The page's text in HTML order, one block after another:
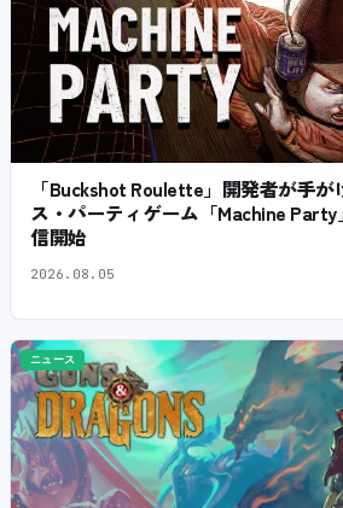
「Buckshot Roulette」開発者が手
ス・パーティゲーム「Machine
信開始
2026.08.05
ニュース